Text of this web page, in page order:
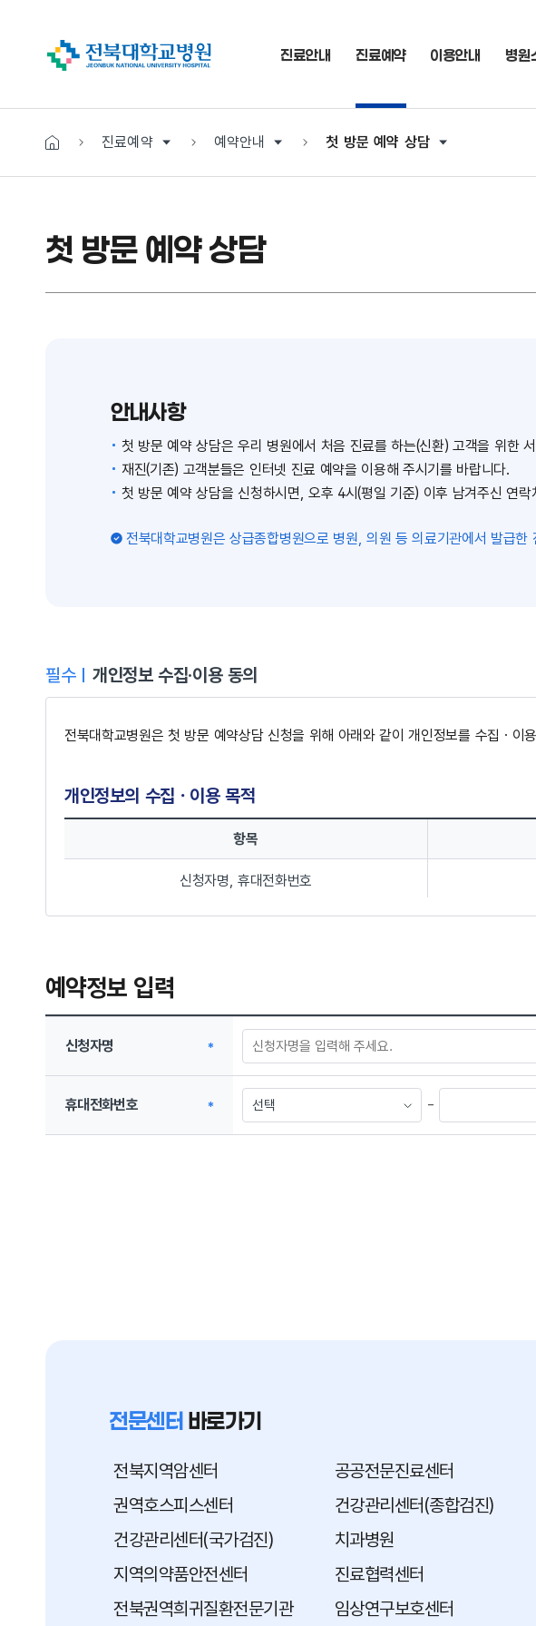
진료안내 진료예약 이용안내 병원
진료예약 예약안내 첫 방문 예약 상담
첫 방문 예약 상담
안내사항
첫 방문 예약 상담은 우리 병원에서 처음 진료를 하는(신환) 고객을 위한
재진(기존) 고객분들은 인터넷 진료 예약을 이용해 주시기를 바랍니다.
첫 방문 예약 상담을 신청하시면, 오후 4시(평일 기준) 이후 남겨주신 연
전북대학교병원은 상급종합병원으로 병원, 의원 등 의료기관에서 발급
필수 개인정보 수집·이용 동의
전북대학교병원은 첫 방문 예약상담 신청을 위해 아래와 같이 개인정보를 수집ㆍ
개인정보의 수집ㆍ이용 목적
항목
신청자명, 휴대전화번호
예약정보 입력
신청자명
휴대전화번호 -
전문센터 바로가기
전북지역암센터
공공전문진료센터
권역호스피스센터
건강관리센터(종합검진)
건강관리센터(국가검진)
치과병원
지역의약품안전센터
진료협력센터
전북권역희귀질환전문기관
임상연구보호센터